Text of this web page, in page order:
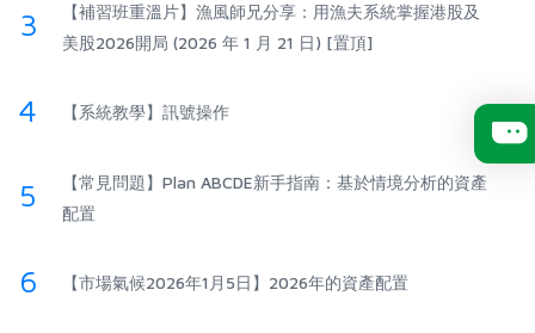
3
【補習班重溫片】漁風師兄分享：用漁夫系統掌握港股及
美股2026開局 (2026 年 1 月 21 日) [置頂]
4 【系統教學】訊號操作
5
【常見問題】Plan ABCDE新手指南：基於情境分析的資產
配置
6 【市場氣候2026年1月5日】2026年的資產配置